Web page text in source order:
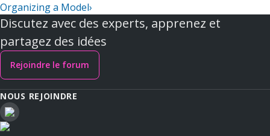
Organizing a Model›
Discutez avec des experts, apprenez et
partagez des idées
Rejoindre le forum
NOUS REJOINDRE